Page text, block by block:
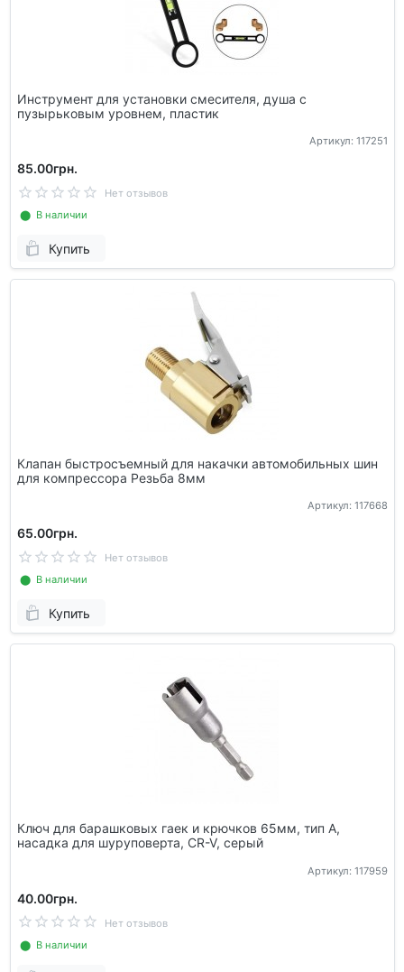
Инструмент для установки смесителя, душа с
пузырьковым уровнем, пластик
Артикул: 117251
85.00грн.
Нет отзывов
⬤ В наличии
Купить
Клапан быстросъемный для накачки автомобильных шин
для компрессора Резьба 8мм
Артикул: 117668
65.00грн.
Нет отзывов
⬤ В наличии
Купить
Ключ для барашковых гаек и крючков 65мм, тип А,
насадка для шуруповерта, CR-V, серый
Артикул: 117959
40.00грн.
Нет отзывов
⬤ В наличии